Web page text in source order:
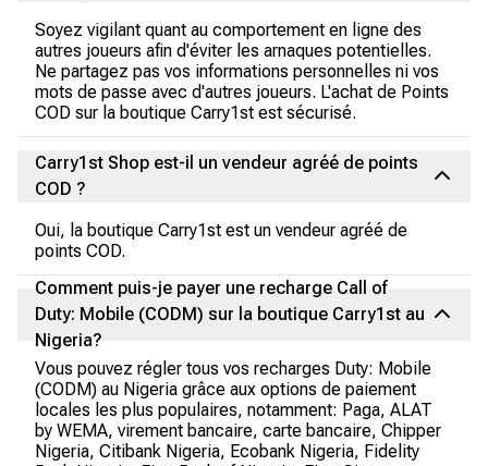
Soyez vigilant quant au comportement en ligne des
autres joueurs afin d'éviter les arnaques potentielles.
Ne partagez pas vos informations personnelles ni vos
mots de passe avec d'autres joueurs. L'achat de Points
COD sur la boutique Carry1st est sécurisé.
Carry1st Shop est-il un vendeur agréé de points
COD ?
Oui, la boutique Carry1st est un vendeur agréé de
points COD.
Comment puis-je payer une recharge Call of
Duty: Mobile (CODM) sur la boutique Carry1st au
Nigeria?
Vous pouvez régler tous vos recharges Duty: Mobile
(CODM) au Nigeria grâce aux options de paiement
locales les plus populaires, notamment: Paga, ALAT
by WEMA, virement bancaire, carte bancaire, Chipper
Nigeria, Citibank Nigeria, Ecobank Nigeria, Fidelity